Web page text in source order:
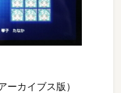
カイブス版）